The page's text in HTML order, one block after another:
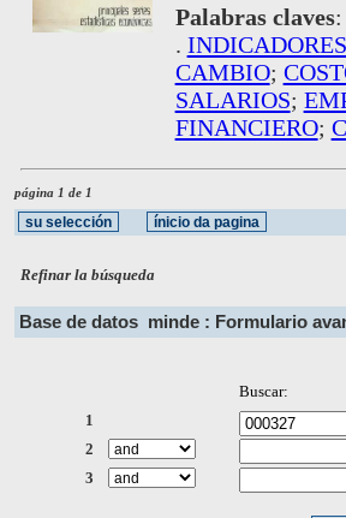
Palabras claves:
.
CAMBIO;
SALARIOS;
FINANCIERO;
página 1 de 1
Refinar la búsqueda
Base de datos minde : Formulario
Buscar:
1
2
3